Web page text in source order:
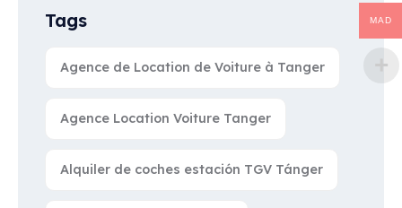
Tags
Agence de Location de Voiture à Tanger
Agence Location Voiture Tanger
Alquiler de coches estación TGV Tánger
MAD